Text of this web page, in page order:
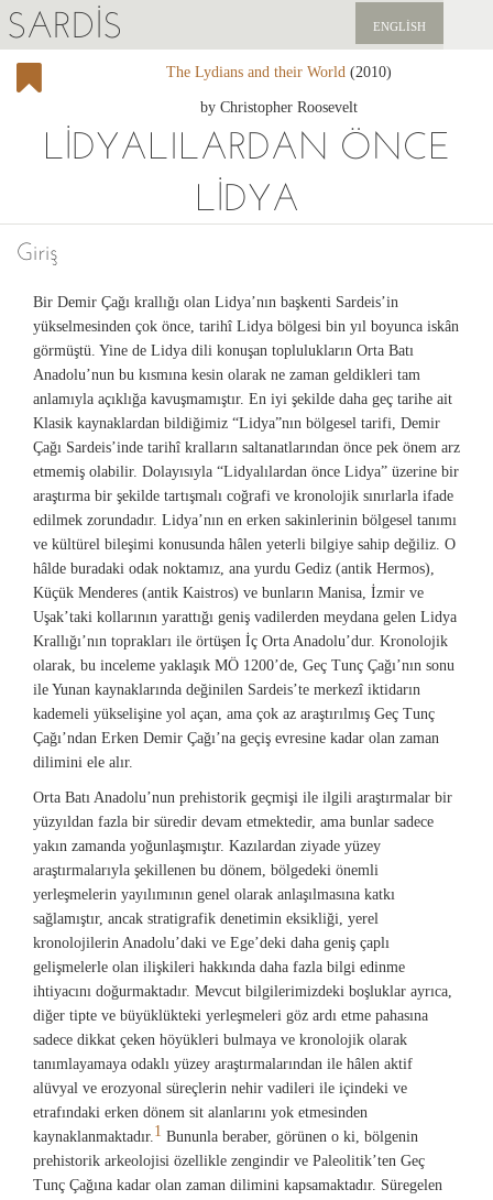
SARDIS ENGLISH
YAYINLAR
BIZI DESTEKLEYIN
The Lydians and their World (2010)
by Christopher Roosevelt
LIDYALILARDAN ÖNCE
LIDYA
Giriş
Bir Demir Çağı krallığı olan Lidya’nın başkenti Sardeis’in
yükselmesinden çok önce, tarihî Lidya bölgesi bin yıl boyunca iskân
görmüştü. Yine de Lidya dili konuşan toplulukların Orta Batı
Anadolu’nun bu kısmına kesin olarak ne zaman geldikleri tam
anlamıyla açıklığa kavuşmamıştır. En iyi şekilde daha geç tarihe ait
Klasik kaynaklardan bildiğimiz “Lidya”nın bölgesel tarifi, Demir
Çağı Sardeis’inde tarihî kralların saltanatlarından önce pek önem arz
etmemiş olabilir. Dolayısıyla “Lidyalılardan önce Lidya” üzerine bir
araştırma bir şekilde tartışmalı coğrafi ve kronolojik sınırlarla ifade
edilmek zorundadır. Lidya’nın en erken sakinlerinin bölgesel tanımı
ve kültürel bileşimi konusunda hâlen yeterli bilgiye sahip değiliz. O
hâlde buradaki odak noktamız, ana yurdu Gediz (antik Hermos),
Küçük Menderes (antik Kaistros) ve bunların Manisa, İzmir ve
Uşak’taki kollarının yarattığı geniş vadilerden meydana gelen Lidya
Krallığı’nın toprakları ile örtüşen İç Orta Anadolu’dur. Kronolojik
olarak, bu inceleme yaklaşık MÖ 1200’de, Geç Tunç Çağı’nın sonu
ile Yunan kaynaklarında değinilen Sardeis’te merkezî iktidarın
kademeli yükselişine yol açan, ama çok az araştırılmış Geç Tunç
Çağı’ndan Erken Demir Çağı’na geçiş evresine kadar olan zaman
dilimini ele alır.
Orta Batı Anadolu’nun prehistorik geçmişi ile ilgili araştırmalar bir
yüzyıldan fazla bir süredir devam etmektedir, ama bunlar sadece
yakın zamanda yoğunlaşmıştır. Kazılardan ziyade yüzey
araştırmalarıyla şekillenen bu dönem, bölgedeki önemli
yerleşmelerin yayılımının genel olarak anlaşılmasına katkı
sağlamıştır, ancak stratigrafik denetimin eksikliği, yerel
kronolojilerin Anadolu’daki ve Ege’deki daha geniş çaplı
gelişmelerle olan ilişkileri hakkında daha fazla bilgi edinme
ihtiyacını doğurmaktadır. Mevcut bilgilerimizdeki boşluklar ayrıca,
diğer tipte ve büyüklükteki yerleşmeleri göz ardı etme pahasına
sadece dikkat çeken höyükleri bulmaya ve kronolojik olarak
tanımlayamaya odaklı yüzey araştırmalarından ile hâlen aktif
alüvyal ve erozyonal süreçlerin nehir vadileri ile içindeki ve
etrafındaki erken dönem sit alanlarını yok etmesinden
kaynaklanmaktadır.1 Bununla beraber, görünen o ki, bölgenin
prehistorik arkeolojisi özellikle zengindir ve Paleolitik’ten Geç
Tunç Çağına kadar olan zaman dilimini kapsamaktadır. Süregelen